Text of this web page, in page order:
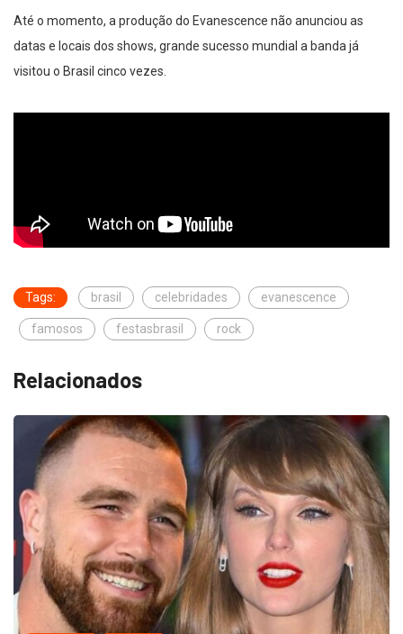
Até o momento, a produção do Evanescence não anunciou as
datas e locais dos shows, grande sucesso mundial a banda já
visitou o Brasil cinco vezes.
Tags: brasil celebridades evanescence
famosos festasbrasil rock
Relacionados